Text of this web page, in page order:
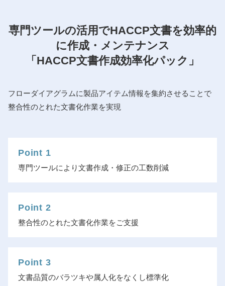
専門ツールの活用でHACCP文書を効率的
に作成・メンテナンス
「HACCP文書作成効率化パック」
フローダイアグラムに製品アイテム情報を集約させることで
整合性のとれた文書化作業を実現
Point 1
専門ツールにより文書作成・修正の工数削減
Point 2
整合性のとれた文書化作業をご支援
Point 3
文書品質のバラツキや属人化をなくし標準化